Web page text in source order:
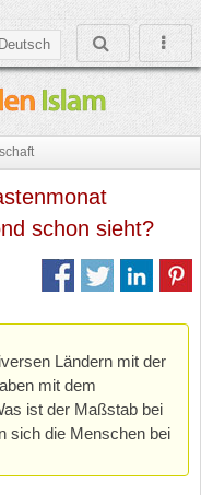
schon sieht?
Ländern mit der
mit dem
ist der Maßstab bei
sich die Menschen bei